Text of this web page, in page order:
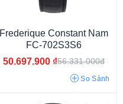
Frederique Constant Nam
FC-702S3S6
50.697.900 ₫56.331.000đ
So Sánh